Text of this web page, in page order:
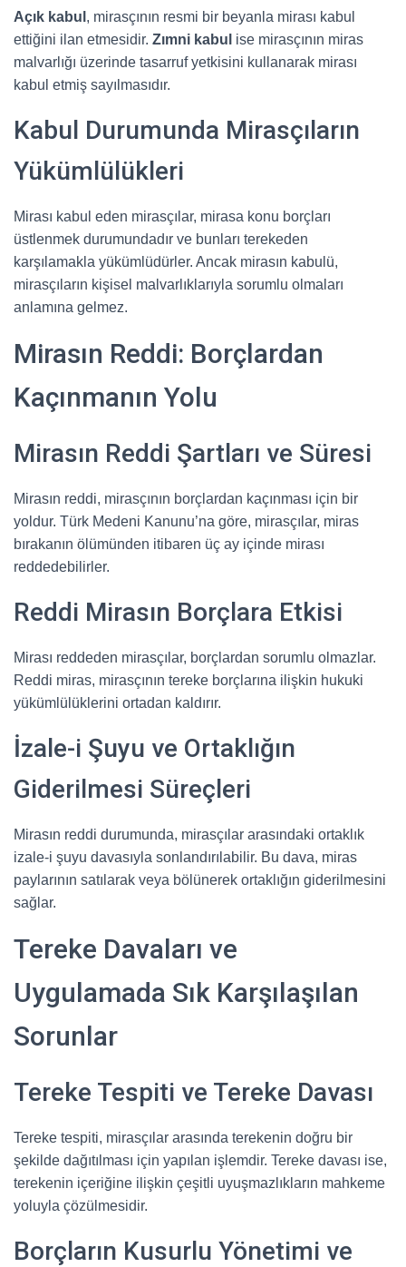
Açık kabul , mirasçının resmi bir beyanla mirası kabul
ettiğini ilan etmesidir. Zımni kabul ise mirasçının miras
malvarlığı üzerinde tasarruf yetkisini kullanarak mirası
kabul etmiş sayılmasıdır.
Kabul Durumunda Mirasçıların
Yükümlülükleri
Mirası kabul eden mirasçılar, mirasa konu borçları
üstlenmek durumundadır ve bunları terekeden
karşılamakla yükümlüdürler. Ancak mirasın kabulü,
mirasçıların kişisel malvarlıklarıyla sorumlu olmaları
anlamına gelmez.
Mirasın Reddi: Borçlardan
Kaçınmanın Yolu
Mirasın Reddi Şartları ve Süresi
Mirasın reddi, mirasçının borçlardan kaçınması için bir
yoldur. Türk Medeni Kanunu’na göre, mirasçılar, miras
bırakanın ölümünden itibaren üç ay içinde mirası
reddedebilirler.
Reddi Mirasın Borçlara Etkisi
Mirası reddeden mirasçılar, borçlardan sorumlu olmazlar.
Reddi miras, mirasçının tereke borçlarına ilişkin hukuki
yükümlülüklerini ortadan kaldırır.
İzale-i Şuyu ve Ortaklığın
Giderilmesi Süreçleri
Mirasın reddi durumunda, mirasçılar arasındaki ortaklık
izale-i şuyu davasıyla sonlandırılabilir. Bu dava, miras
paylarının satılarak veya bölünerek ortaklığın giderilmesini
sağlar.
Tereke Davaları ve
Uygulamada Sık Karşılaşılan
Sorunlar
Tereke Tespiti ve Tereke Davası
Tereke tespiti, mirasçılar arasında terekenin doğru bir
şekilde dağıtılması için yapılan işlemdir. Tereke davası ise,
terekenin içeriğine ilişkin çeşitli uyuşmazlıkların mahkeme
yoluyla çözülmesidir.
Borçların Kusurlu Yönetimi ve